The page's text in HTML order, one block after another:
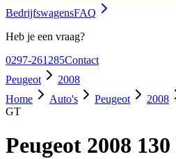
BedrijfswagensFAQ
Heb je een vraag?
0297-261285Contact
Peugeot
2008
Home
Auto's Peugeot 2008
GT
Peugeot 2008